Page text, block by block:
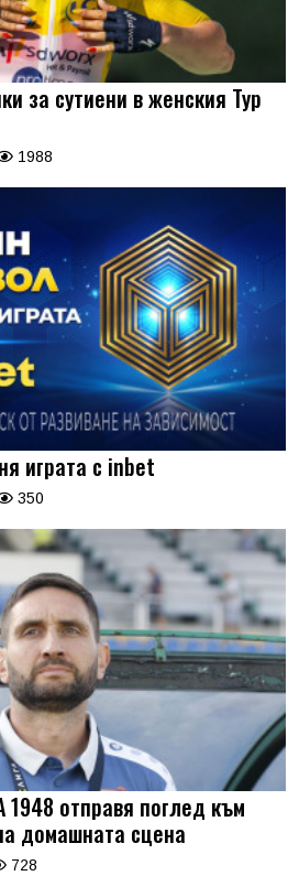
за сутиени в женския Тур
1988
играта с inbet
350
отправя поглед към
домашната сцена
728